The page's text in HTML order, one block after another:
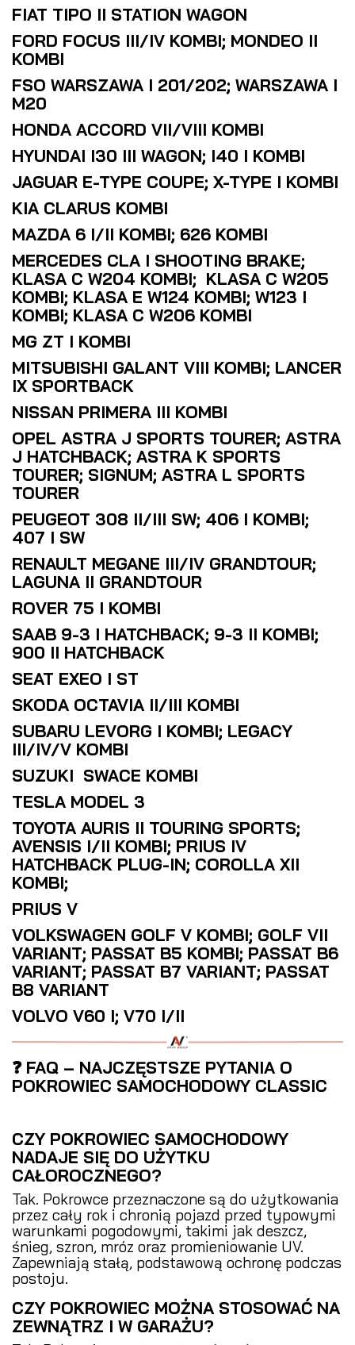
FIAT TIPO II STATION WAGON
FORD FOCUS III/IV KOMBI; MONDEO II
KOMBI
FSO WARSZAWA I 201/202; WARSZAWA I
M20
HONDA ACCORD VII/VIII KOMBI
HYUNDAI I30 III WAGON; I40 I KOMBI
JAGUAR E-TYPE COUPE; X-TYPE I KOMBI
KIA CLARUS KOMBI
MAZDA 6 I/II KOMBI; 626 KOMBI
MERCEDES CLA I SHOOTING BRAKE;
KLASA C W204 KOMBI; KLASA C W205
KOMBI; KLASA E W124 KOMBI; W123 I
KOMBI; KLASA C W206 KOMBI
MG ZT I KOMBI
MITSUBISHI GALANT VIII KOMBI; LANCER
IX SPORTBACK
NISSAN PRIMERA III KOMBI
OPEL ASTRA J SPORTS TOURER; ASTRA
J HATCHBACK; ASTRA K SPORTS
TOURER; SIGNUM; ASTRA L SPORTS
TOURER
PEUGEOT 308 II/III SW; 406 I KOMBI;
407 I SW
RENAULT MEGANE III/IV GRANDTOUR;
LAGUNA II GRANDTOUR
ROVER 75 I KOMBI
SAAB 9-3 I HATCHBACK; 9-3 II KOMBI;
900 II HATCHBACK
SEAT EXEO I ST
SKODA OCTAVIA II/III KOMBI
SUBARU LEVORG I KOMBI; LEGACY
III/IV/V KOMBI
SUZUKI SWACE KOMBI
TESLA MODEL 3
TOYOTA AURIS II TOURING SPORTS;
AVENSIS I/II KOMBI; PRIUS IV
HATCHBACK PLUG-IN; COROLLA XII
KOMBI;
PRIUS V
VOLKSWAGEN GOLF V KOMBI; GOLF VII
VARIANT; PASSAT B5 KOMBI; PASSAT B6
VARIANT; PASSAT B7 VARIANT; PASSAT
B8 VARIANT
VOLVO V60 I; V70 I/II
❓ FAQ – NAJCZĘSTSZE PYTANIA O
POKROWIEC SAMOCHODOWY CLASSIC
CZY POKROWIEC SAMOCHODOWY
NADAJE SIĘ DO UŻYTKU
CAŁOROCZNEGO?
Tak. Pokrowce przeznaczone są do użytkowania
przez cały rok i chronią pojazd przed typowymi
warunkami pogodowymi, takimi jak deszcz,
śnieg, szron, mróz oraz promieniowanie UV.
Zapewniają stałą, podstawową ochronę podczas
postoju.
CZY POKROWIEC MOŻNA STOSOWAĆ NA
ZEWNĄTRZ I W GARAŻU?